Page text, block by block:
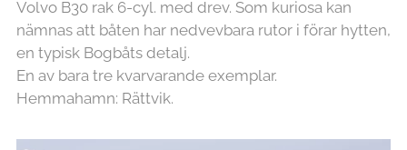
Volvo B30 rak 6-cyl. med drev. Som kuriosa kan
nämnas att båten har nedvevbara rutor i förar hytten,
en typisk Bogbåts detalj.
En av bara tre kvarvarande exemplar.
Hemmahamn: Rättvik.